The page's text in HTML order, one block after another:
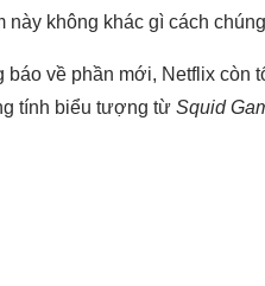
này không khác gì cách
báo về phần mới, Netflix còn
tính biểu tượng từ Squid